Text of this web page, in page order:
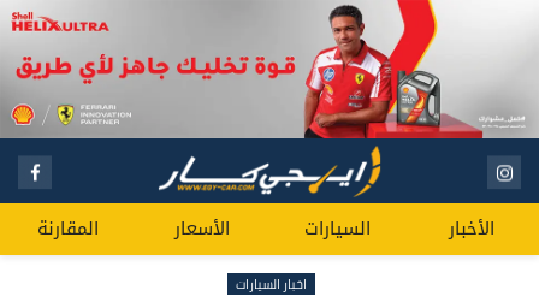
الأخبار السيارات الأسعار المقارنة
اخبار السيارات